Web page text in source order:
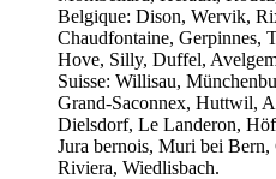
Belgique: Dison, Wervik,
Chaudfontaine, Gerpinnes,
Hove, Silly, Duffel,
Suisse: Willisau,
Grand-Saconnex, Huttwil,
Dielsdorf, Le Landeron,
Jura bernois, Muri bei Bern,
Riviera, Wiedlisbach.